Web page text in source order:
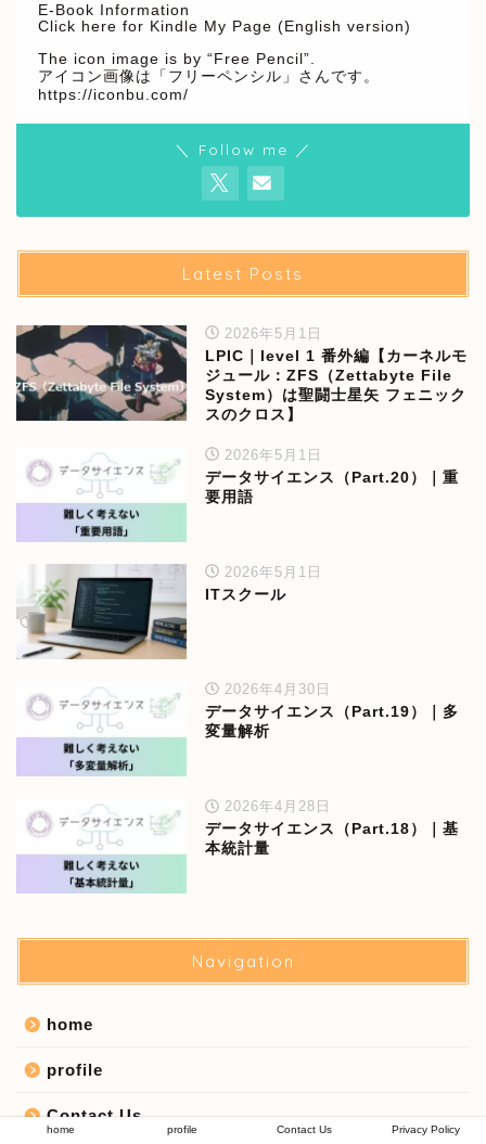
E-Book Information
Click here for Kindle My Page (English version)
The icon image is by “Free Pencil”.
アイコン画像は「フリーペンシル」さんです。
https://iconbu.com/
＼ Follow me ／
Latest Posts
2026年5月1日
LPIC｜level 1 番外編【カーネルモ
ジュール：ZFS（Zettabyte File
System）は聖闘士星矢 フェニック
スのクロス】
2026年5月1日
データサイエンス（Part.20）｜重
要用語
2026年5月1日
ITスクール
2026年4月30日
データサイエンス（Part.19）｜多
変量解析
2026年4月28日
データサイエンス（Part.18）｜基
本統計量
Navigation
home
profile
Contact Us
home profile Contact Us Privacy Policy